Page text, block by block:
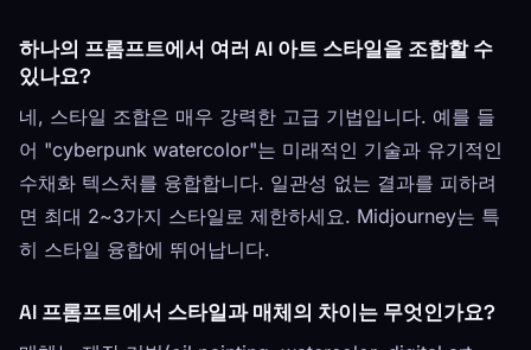
하나의 프롬프트에서 여러 AI 아트 스타일을 조합할 수
있나요?
네, 스타일 조합은 매우 강력한 고급 기법입니다. 예를 들
어 "cyberpunk watercolor"는 미래적인 기술과 유기적인
수채화 텍스처를 융합합니다. 일관성 없는 결과를 피하려
면 최대 2~3가지 스타일로 제한하세요. Midjourney는 특
히 스타일 융합에 뛰어납니다.
AI 프롬프트에서 스타일과 매체의 차이는 무엇인가요?